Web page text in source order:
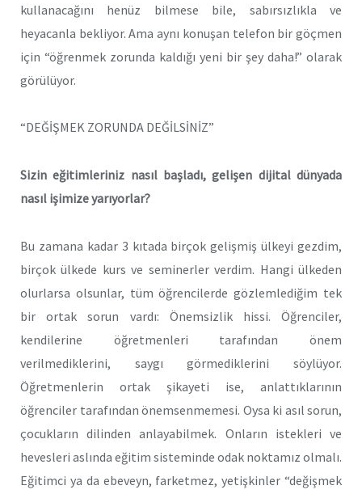
kullanacağını henüz bilmese bile, sabırsızlıkla ve
heyacanla bekliyor. Ama aynı konuşan telefon bir göçmen
için “öğrenmek zorunda kaldığı yeni bir şey daha!” olarak
görülüyor.
“DEĞİŞMEK ZORUNDA DEĞİLSİNİZ”
Sizin eğitimleriniz nasıl başladı, gelişen dijital dünyada
nasıl işimize yarıyorlar?
Bu zamana kadar 3 kıtada birçok gelişmiş ülkeyi gezdim,
birçok ülkede kurs ve seminerler verdim. Hangi ülkeden
olurlarsa olsunlar, tüm öğrencilerde gözlemlediğim tek
bir ortak sorun vardı: Önemsizlik hissi. Öğrenciler,
kendilerine öğretmenleri tarafından önem
verilmediklerini, saygı görmediklerini söylüyor.
Öğretmenlerin ortak şikayeti ise, anlattıklarının
öğrenciler tarafından önemsenmemesi. Oysa ki asıl sorun,
çocukların dilinden anlayabilmek. Onların istekleri ve
hevesleri aslında eğitim sisteminde odak noktamız olmalı.
Eğitimci ya da ebeveyn, farketmez, yetişkinler “değişmek